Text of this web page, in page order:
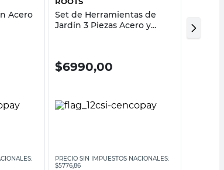
Acero
Set de Herramientas de
Jardín 3 Piezas Acero y
$6990,00
PRECIO SIN IMPUESTOS NACIONALES:
$5776,86